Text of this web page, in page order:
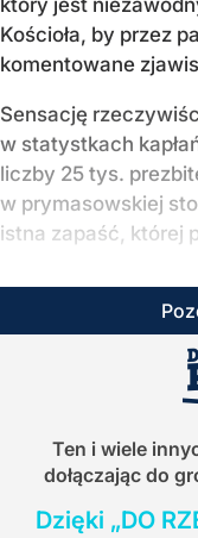
Kościoła, by przez
komentowane
Sensację
w statystkach
liczby 25 tys.
w prymasowskiej
istna zapaść, której
Ten i wiele
dołączając do
Dzięki „DO